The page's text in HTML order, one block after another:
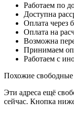
Работаем по
Доступна
Оплата через
Оплата на
Возможна
Принимаем
Работаем с
Похожие
Эти адреса ещё
сейчас. Кнопка